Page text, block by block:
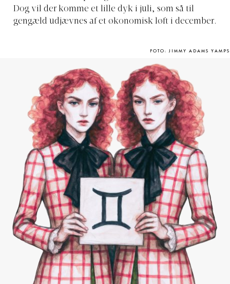
Dog vil der komme et lille dyk i juli, som så til
gengæld udjævnes af et økonomisk løft i december.
FOTO: JIMMY ADAMS YAMPS